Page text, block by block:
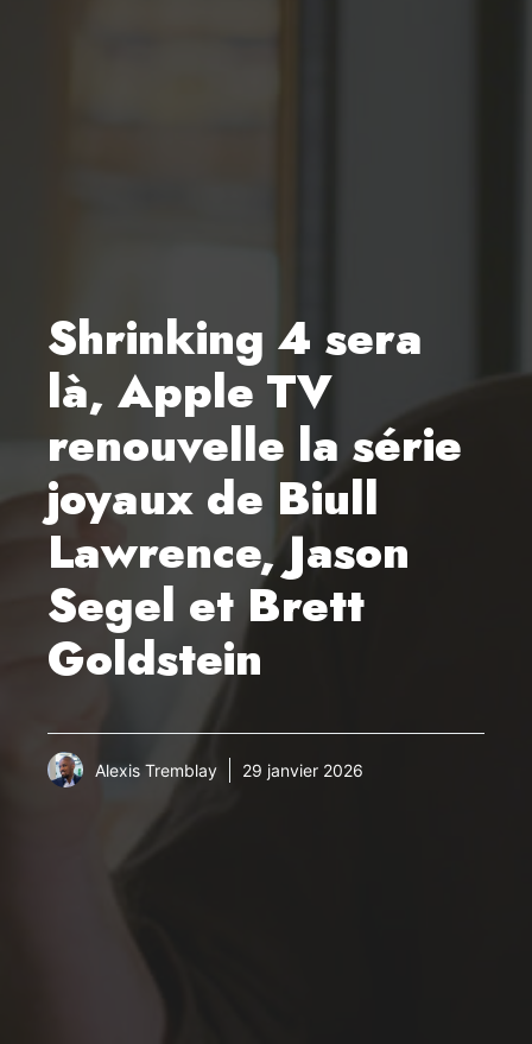
Shrinking 4 sera
là, Apple TV
renouvelle la série
joyaux de Biull
Lawrence, Jason
Segel et Brett
Goldstein
Alexis Tremblay 29 janvier 2026